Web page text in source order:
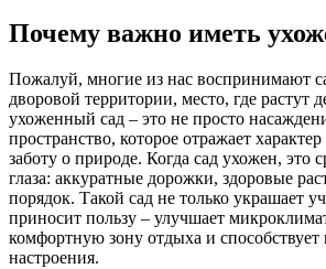
Почему важно иметь
Пожалуй, многие из нас воспринимают
дворовой территории, место, где растут
ухоженный сад – это не просто
пространство, которое отражает
заботу о природе. Когда сад ухожен, это
глаза: аккуратные дорожки, здоровые
порядок. Такой сад не только украшает
приносит пользу – улучшает
комфортную зону отдыха и
настроения.